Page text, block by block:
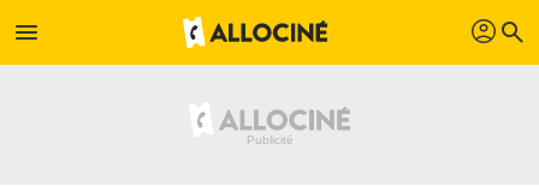
menu profil search